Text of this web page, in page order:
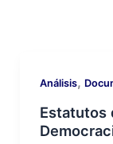
Análisis,
Estatutos